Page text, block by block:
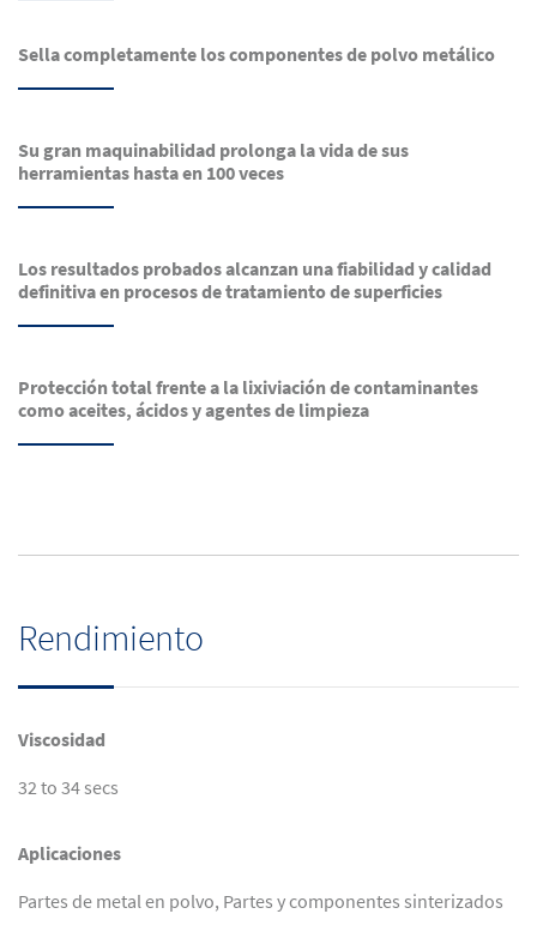
Sella completamente los componentes de polvo metálico
Su gran maquinabilidad prolonga la vida de sus
herramientas hasta en 100 veces
Los resultados probados alcanzan una fiabilidad y calidad
definitiva en procesos de tratamiento de superficies
Protección total frente a la lixiviación de contaminantes
como aceites, ácidos y agentes de limpieza
Rendimiento
Viscosidad
32 to 34 secs
Aplicaciones
Partes de metal en polvo, Partes y componentes sinterizados